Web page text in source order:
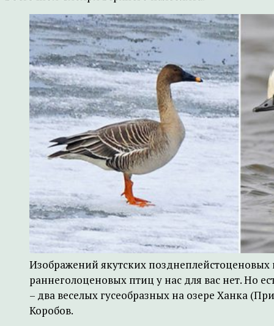
Изображений якутских
раннеголоценовых птиц у нас для вас нет. Но
– два веселых гусеобразных на озере Ханка
Коробов.